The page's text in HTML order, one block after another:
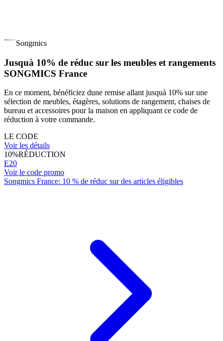
Songmics
Jusquà 10% de réduc sur les meubles et rangements
SONGMICS France
En ce moment, bénéficiez dune remise allant jusquà 10% sur une
sélection de meubles, étagères, solutions de rangement, chaises de
bureau et accessoires pour la maison en appliquant ce code de
réduction à votre commande.
LE CODE
Voir les détails
10%RÉDUCTION
E20
Voir le code promo
Songmics France: 10 % de réduc sur des articles éligibles